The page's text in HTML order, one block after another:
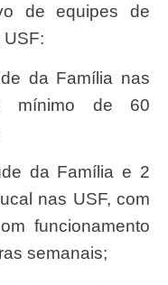
mínimo de 60
nas USF, com
funcionamento
semanais;